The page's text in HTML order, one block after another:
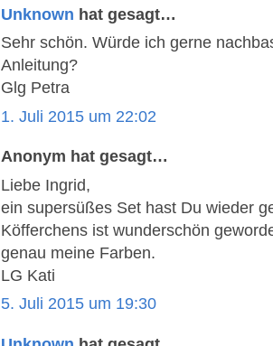
Unknown hat gesagt…
Sehr schön. Würde ich gerne
Anleitung?
Glg Petra
1. Juli 2015 um 22:02
Anonym hat gesagt…
Liebe Ingrid,
ein supersüßes Set hast Du wieder
Köfferchens ist wunderschön
genau meine Farben.
LG Kati
5. Juli 2015 um 19:30